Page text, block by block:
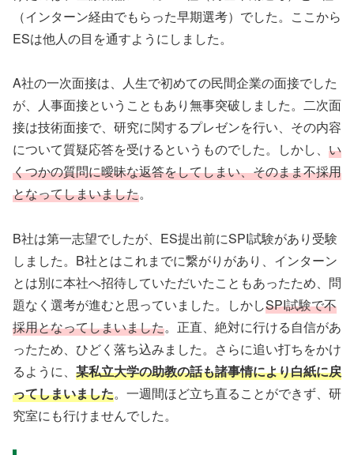
（インターン経由でもらった早期選考）でした。ここから
ESは他人の目を通すようにしました。
A社の一次面接は、人生で初めての民間企業の面接でした
が、人事面接ということもあり無事突破しました。二次面
接は技術面接で、研究に関するプレゼンを行い、その内容
について質疑応答を受けるというものでした。しかし、 い
くつかの質問に曖昧な返答をしてしまい、そのまま不採用
となってしまいました。
B社は第一志望でしたが、ES提出前にSPI試験があり受験
しました。B社とはこれまでに繋がりがあり、インターン
とは別に本社へ招待していただいたこともあったため、問
題なく選考が進むと思っていました。しかしSPI試験で不
採用となってしまいました。正直、絶対に行ける自信があ
ったため、ひどく落ち込みました。さらに追い打ちをかけ
るように、 某私立大学の助教の話も諸事情により白紙に戻
ってしまいました。一週間ほど立ち直ることができず、研
究室にも行けませんでした。